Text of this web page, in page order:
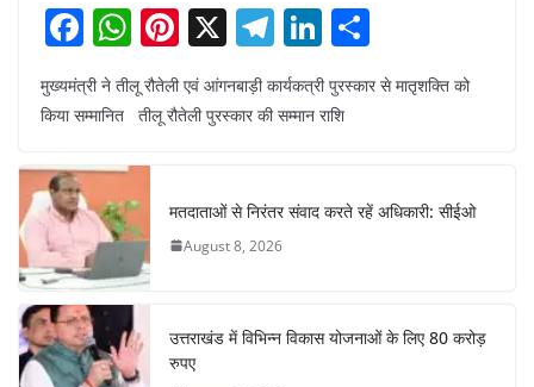
F
a
c
b
o
o
k
W
h
at
A
p
p
Pi
nt
er
X T
el
e
m
Li
n
k
n
h
ar
मुख्यमंत्री ने तीलू रौतेली एवं आंगनबाड़ी कार्यकत्री पुरस्कार से मातृशक्ति को
किया सम्मानित तीलू रौतेली पुरस्कार की सम्मान राशि
मतदाताओं से निरंतर संवाद करते रहें अधिकारी: सीईओ
August 8, 2026
उत्तराखंड में विभिन्न विकास योजनाओं के लिए 80 करोड़
रुपए